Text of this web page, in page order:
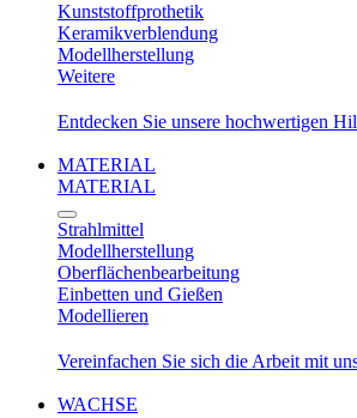
Kunststoffprothetik
Keramikverblendung
Modellherstellung
Weitere
Entdecken Sie unsere hochwertigen
MATERIAL
MATERIAL
Strahlmittel
Modellherstellung
Oberflächenbearbeitung
Einbetten und Gießen
Modellieren
Vereinfachen Sie sich die Arbeit mit
WACHSE